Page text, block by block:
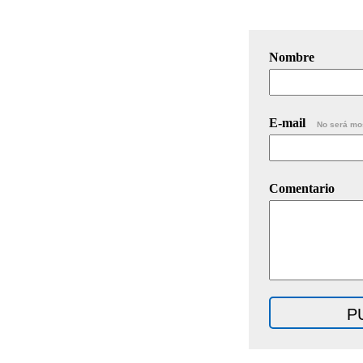
Nombre
E-mail No será
Comentario